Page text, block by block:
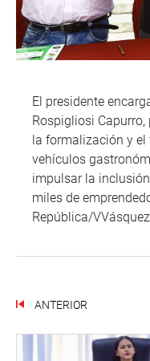
El presidente
Rospigliosi
la formalización y
vehículos
impulsar la
miles de
República/
ANTERIOR